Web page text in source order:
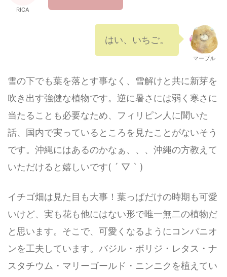
RICA
はい、いちご。
マーブル
雪の下でも葉を落とす事なく、雪解けと共に新芽を
吹き出す強健な植物です。逆に暑さには弱く寒さに
当たることも必要なため、フィリピン人に聞いた
話、国内で実っているところを見たことがないそう
です。沖縄にはあるのかなぁ、、、沖縄の方教えて
いただけると嬉しいです( ´ ▽ ` )
イチゴ畑は見た目も大事！葉っぱだけの時期も可愛
いけど、実も花も他にはない形で唯一無二の植物だ
と思います。そこで、可愛くなるようにコンパニオ
ンを工夫しています。バジル・ボリジ・レタス・ナ
スタチウム・マリーゴールド・ニンニクを植えてい